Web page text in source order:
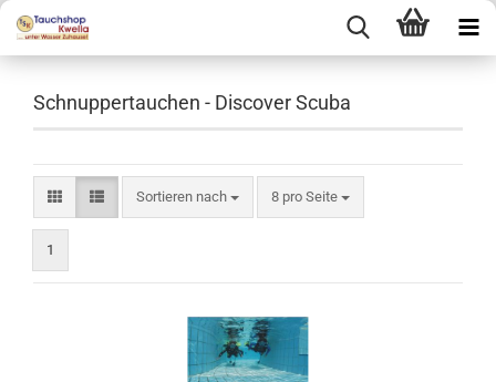
Schnuppertauchen - Discover Scuba
Sortieren nach
Sortieren nach 8 pro Seite
pro Seite
1